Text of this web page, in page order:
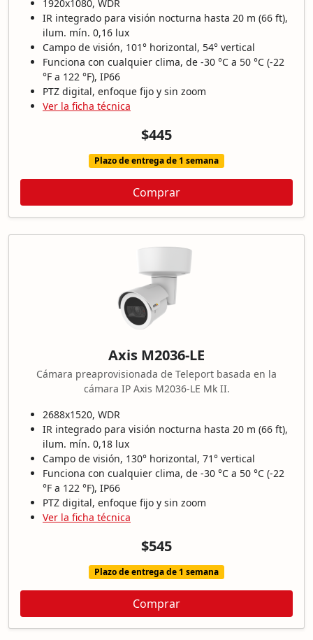
1920x1080, WDR
IR integrado para visión nocturna hasta 20 m (66 ft),
ilum. mín. 0,16 lux
Campo de visión, 101° horizontal, 54° vertical
Funciona con cualquier clima, de -30 °C a 50 °C (-22
°F a 122 °F), IP66
PTZ digital, enfoque fijo y sin zoom
Ver la ficha técnica
$445
Plazo de entrega de 1 semana
Comprar
Axis M2036-LE
Cámara preaprovisionada de Teleport basada en la
cámara IP Axis M2036-LE Mk II.
2688x1520, WDR
IR integrado para visión nocturna hasta 20 m (66 ft),
ilum. mín. 0,18 lux
Campo de visión, 130° horizontal, 71° vertical
Funciona con cualquier clima, de -30 °C a 50 °C (-22
°F a 122 °F), IP66
PTZ digital, enfoque fijo y sin zoom
Ver la ficha técnica
$545
Plazo de entrega de 1 semana
Comprar